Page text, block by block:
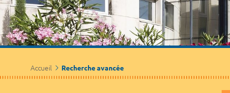
Accueil Recherche avancée